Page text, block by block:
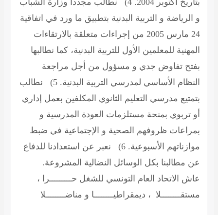
بتاريخ أكتوبر 2004. 4) نطالب مجددا وزارة الشباب
و الرياضة و التربية البدنية بتطبيق ما ورد في اتفاقية
24 مارس 2005 من إجراءات متعلقة بالارتقاءات
المهنية للمعلمين الأول للتربية البدنية، كما نطالبها
بفتح تفاوض جدي و مسؤول من أجل مراجعة
النظام الأساسي لمدرسي التربية البدنية. 5) نطالب
بتمتيع مدرسي التعليم الثانوي المكلفين بعمل إداري
أو تربوي بمنحة مستلزمات العودة المدرسية و
بمراعات ظروفهم الصحية و الإجتماعية في ضبط
موازناتهم الأسبوعية. 6) نعبر عن استعدادنا للدفاع
عن مطالبنا بكل الوسائل النضالية المشروعة.
عاش الاتحاد العام التونسي للشغل حـــــــــرا ،
مستقــــــــلا ، ديمقراطيــــــــا و مناضــــــــلا